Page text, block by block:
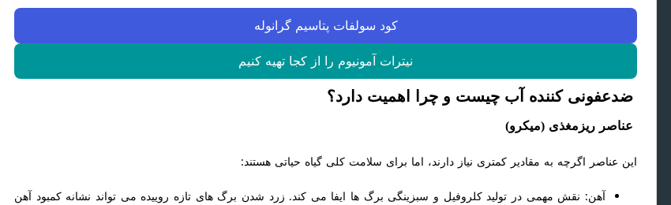
کود سولفات پتاسیم گرانوله
نیترات آمونیوم را از کجا تهیه کنیم
ضدعفونی کننده آب چیست و چرا اهمیت دارد؟
عناصر ریزمغذی (میکرو)
این عناصر اگرچه به مقادیر کمتری نیاز دارند، اما برای سلامت کلی گیاه حیاتی هستند:
آهن: نقش مهمی در تولید کلروفیل و سبزینگی برگ ها ایفا می کند. زرد شدن برگ های تازه روییده می تواند نشانه کمبود آهن